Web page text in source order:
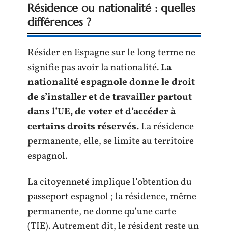
Résidence ou nationalité : quelles
différences ?
Résider en Espagne sur le long terme ne
signifie pas avoir la nationalité.La
nationalité espagnole donne le droit
de s’installer et de travailler partout
dans l’UE, de voter et d’accéder à
certains droits réservés.La résidence
permanente, elle, se limite au territoire
espagnol.
La citoyenneté implique l’obtention du
passeport espagnol ; la résidence, même
permanente, ne donne qu’une carte
(TIE). Autrement dit, le résident reste un